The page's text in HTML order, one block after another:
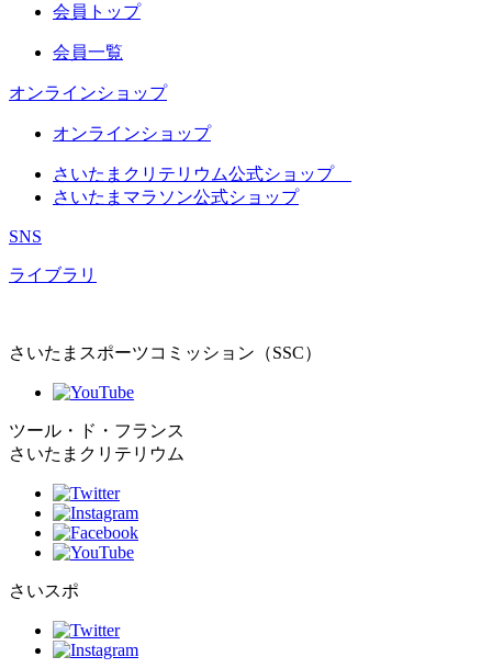
会員トップ
会員一覧
オンラインショップ
オンラインショップ
さいたまクリテリウム公式ショップ
さいたまマラソン公式ショップ
SNS
ライブラリ
さいたまスポーツコミッション（SSC）
ツール・ド・フランス
さいたまクリテリウム
さいスポ